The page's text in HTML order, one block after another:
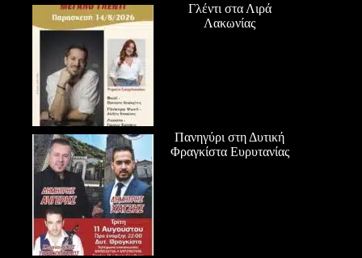
Γλέντι στα Λιρά
Λακωνίας
Πανηγύρι στη Δυτική
Φραγκίστα Ευρυτανίας